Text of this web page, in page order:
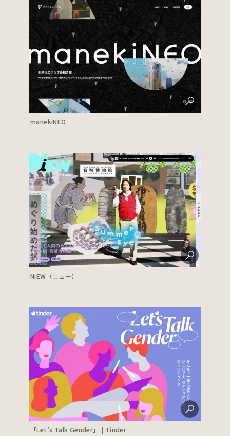
manekiNEO
NiEW（ニュー）
「Let’s Talk Gender」 | Tinder